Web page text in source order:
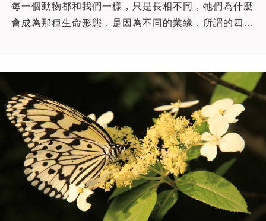
每一個動物都和我們一樣，只是長相不同，牠們為什麼
會成為那種生命形態，是因為不同的業緣，所謂的四生